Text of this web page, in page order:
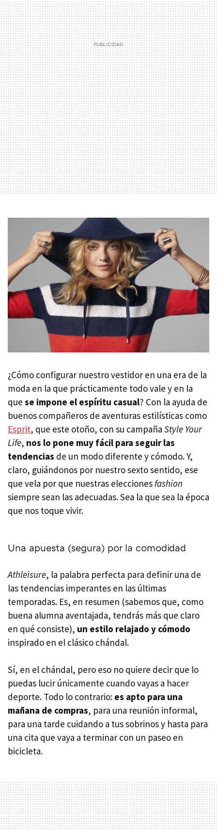
¿Cómo configurar nuestro vestidor en una era de la
moda en la que prácticamente todo vale y en la
que se impone el espíritu casual? Con la ayuda de
buenos compañeros de aventuras estilísticas como
Esprit, que este otoño, con su campaña Style Your
Life, nos lo pone muy fácil para seguir las
tendencias de un modo diferente y cómodo. Y,
claro, guiándonos por nuestro sexto sentido, ese
que vela por que nuestras elecciones fashion
siempre sean las adecuadas. Sea la que sea la época
que nos toque vivir.
Una apuesta (segura) por la comodidad
Athleisure, la palabra perfecta para definir una de
las tendencias imperantes en las últimas
temporadas. Es, en resumen (sabemos que, como
buena alumna aventajada, tendrás más que claro
en qué consiste), un estilo relajado y cómodo
inspirado en el clásico chándal.
Sí, en el chándal, pero eso no quiere decir que lo
puedas lucir únicamente cuando vayas a hacer
deporte. Todo lo contrario: es apto para una
mañana de compras, para una reunión informal,
para una tarde cuidando a tus sobrinos y hasta para
una cita que vaya a terminar con un paseo en
bicicleta.